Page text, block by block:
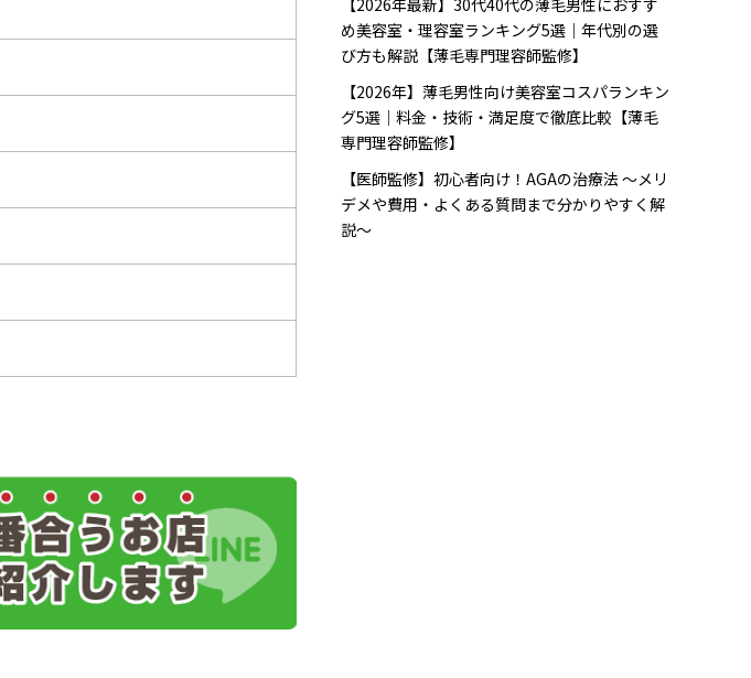
【2026年最新】30代40代の薄毛男性におすす
め美容室・理容室ランキング5選｜年代別の選
び方も解説【薄毛専門理容師監修】
【2026年】薄毛男性向け美容室コスパランキン
グ5選｜料金・技術・満足度で徹底比較【薄毛
専門理容師監修】
【医師監修】初心者向け！AGAの治療法 〜メリ
デメや費用・よくある質問まで分かりやすく解
説〜